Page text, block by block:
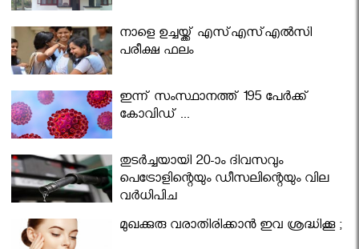
നാളെ ഉച്ചയ്ക്ക് എസ്എസ്എല്‍സി
പരീക്ഷ ഫലം
ഇന്ന് സംസ്ഥാനത്ത് 195 പേര്‍ക്ക്
കോവിഡ് ...
തുടർച്ചയായി 20-ാം ദിവസവും
പെട്രോളിന്റെയും ഡീസലിന്റെയും വില
വര്‍ധിപ്പിച്ചു
മുഖക്കുരു വരാതിരിക്കാന്‍ ഇവ ശ്രദ്ധിക്കൂ ;